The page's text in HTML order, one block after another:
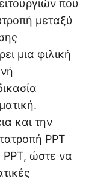
που
μεταξύ
μια φιλική
και την
PPT
ώστε να